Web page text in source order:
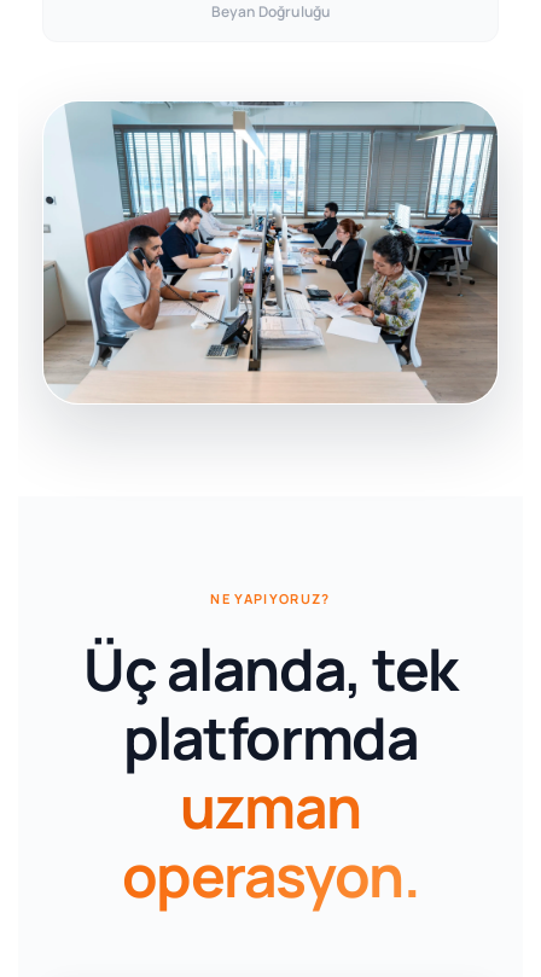
Beyan Doğruluğu
NE YAPIYORUZ?
Üç alanda, tek
platformda
uzman
operasyon.